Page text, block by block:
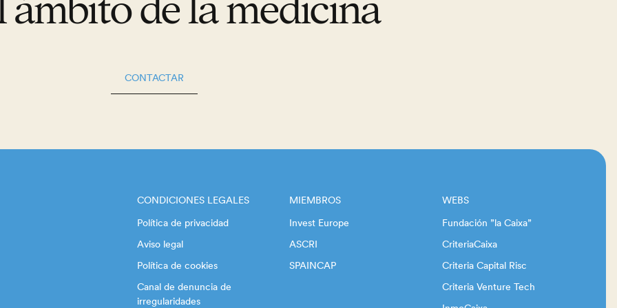
ámbito de la medicina
CONTACTAR
CONDICIONES LEGALES
Política de privacidad
Aviso legal
Política de cookies
Canal de denuncia de
irregularidades
MIEMBROS
Invest Europe
ASCRI
SPAINCAP
WEBS
Fundación ”la Caixa”
CriteriaCaixa
Criteria Capital Risc
Criteria Venture Tech